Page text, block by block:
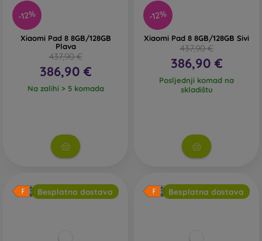
-12%
Xiaomi Pad 8 8GB/128GB
Plava
437,90 €
386,90 €
Na zalihi > 5 komada
-12%
Xiaomi Pad 8 8GB/128GB Sivi
437,90 €
386,90 €
Posljednji komad na
skladištu
Besplatna dostava Besplatna dostava